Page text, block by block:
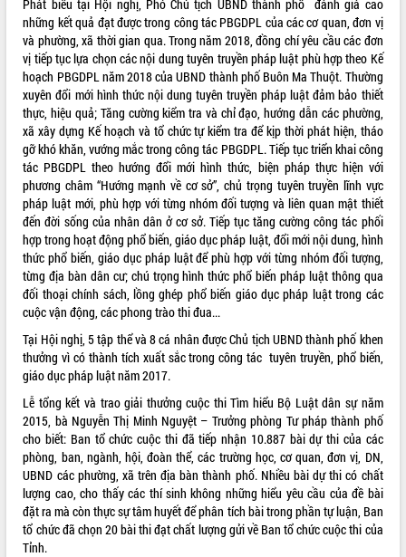
Hôm nay:
22196
Tất cả: 66135310
Phát biểu tại Hội nghị, Phó Chủ tịch UBND thành phố đánh giá cao
những kết quả đạt được trong công tác PBGDPL của các cơ quan, đơn vị
và phường, xã thời gian qua. Trong năm 2018, đồng chí yêu cầu các đơn
vị tiếp tục lựa chọn các nội dung tuyên truyền pháp luật phù hợp theo Kế
hoạch PBGDPL năm 2018 của UBND thành phố Buôn Ma Thuột. Thường
xuyên đổi mới hình thức nội dung tuyên truyền pháp luật đảm bảo thiết
thực, hiệu quả; Tăng cường kiểm tra và chỉ đạo, hướng dẫn các phường,
xã xây dựng Kế hoạch và tổ chức tự kiểm tra để kịp thời phát hiện, tháo
gỡ khó khăn, vướng mắc trong công tác PBGDPL. Tiếp tục triển khai công
tác PBGDPL theo hướng đổi mới hình thức, biện pháp thực hiện với
phương châm “Hướng mạnh về cơ sở”, chủ trọng tuyên truyền lĩnh vực
pháp luật mới, phù hợp với từng nhóm đối tượng và liên quan mật thiết
đến đời sống của nhân dân ở cơ sở. Tiếp tục tăng cường công tác phối
hợp trong hoạt động phổ biến, giáo dục pháp luật, đổi mới nội dung, hình
thức phổ biến, giáo dục pháp luật để phù hợp với từng nhóm đối tượng,
từng địa bàn dân cư; chú trọng hình thức phổ biến pháp luật thông qua
đối thoại chính sách, lồng ghép phổ biến giáo dục pháp luật trong các
cuộc vận động, các phong trào thi đua...
Tại Hội nghị, 5 tập thể và 8 cá nhân được Chủ tịch UBND thành phố khen
thưởng vì có thành tích xuất sắc trong công tác tuyên truyền, phổ biến,
giáo dục pháp luật năm 2017.
Lễ tổng kết và trao giải thưởng cuộc thi Tìm hiểu Bộ Luật dân sự năm
2015, bà Nguyễn Thị Minh Nguyệt – Trưởng phòng Tư pháp thành phố
cho biết: Ban tổ chức cuộc thi đã tiếp nhận 10.887 bài dự thi của các
phòng, ban, ngành, hội, đoàn thể, các trường học, cơ quan, đơn vị, DN,
UBND các phường, xã trên địa bàn thành phố. Nhiều bài dự thi có chất
lượng cao, cho thấy các thí sinh không những hiểu yêu cầu của đề bài
đặt ra mà còn thực sự tâm huyết để phân tích bài trong phần tự luận, Ban
tổ chức đã chọn 20 bài thi đạt chất lượng gửi về Ban tổ chức cuộc thi của
Tỉnh.